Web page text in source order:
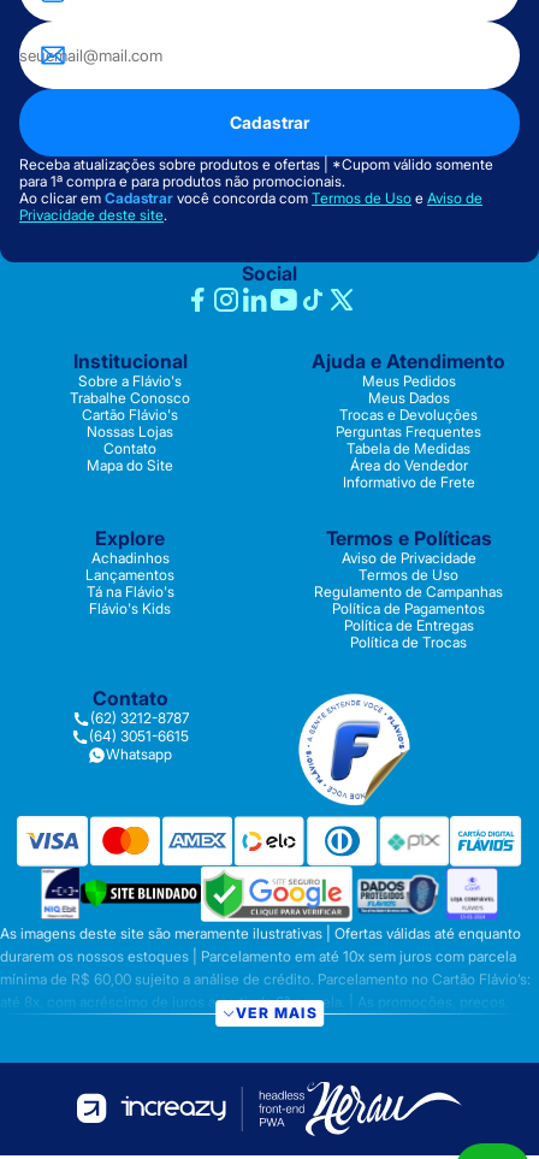
Cadastrar
Receba atualizações sobre produtos e ofertas | *Cupom válido somente
para 1ª compra e para produtos não promocionais.
Ao clicar em Cadastrar você concorda com Termos de Uso e Aviso de
Privacidade deste site.
Social
Institucional
Sobre a Flávio's
Trabalhe Conosco
Cartão Flávio's
Nossas Lojas
Contato
Mapa do Site
Ajuda e Atendimento
Meus Pedidos
Meus Dados
Trocas e Devoluções
Perguntas Frequentes
Tabela de Medidas
Área do Vendedor
Informativo de Frete
Explore
Achadinhos
Lançamentos
Tá na Flávio's
Flávio's Kids
Termos e Políticas
Aviso de Privacidade
Termos de Uso
Regulamento de Campanhas
Política de Pagamentos
Política de Entregas
Política de Trocas
Contato
(62) 3212-8787
(64) 3051-6615
Whatsapp
As imagens deste site são meramente ilustrativas | Ofertas válidas até enquanto
durarem os nossos estoques | Parcelamento em até 10x sem juros com parcela
mínima de R$ 60,00 sujeito a análise de crédito. Parcelamento no Cartão Flávio’s:
até 8x, com acréscimo de juros a partir da 6ª parcela. | As promoções, preços,
parcelamentos e condições de pagamento são válidas apenas para compras
preços válidos para os produtos serão aqueles exibidos no ato da conclusão da
operação, conforme exibição, e desde que haja disponibilidade dos produtos |
Frete Grátis para compras em Goiás, DF com pedido mínimo de R$ 349,90,
VER MAIS